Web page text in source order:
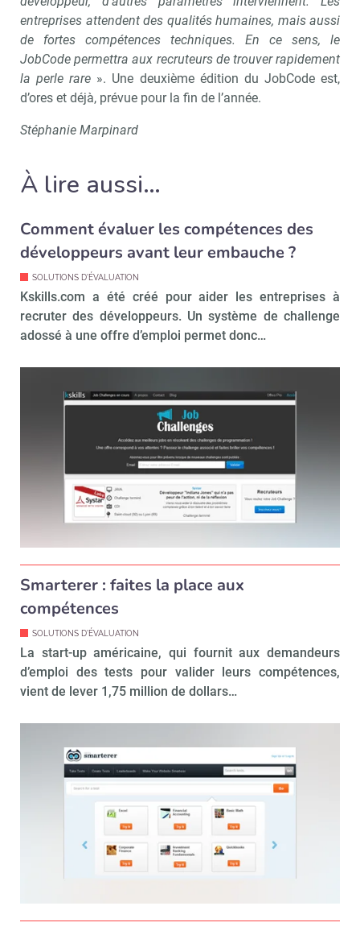
entreprises attendent des qualités humaines, mais aussi
de fortes compétences techniques. En ce sens, le
JobCode permettra aux recruteurs de trouver rapidement
la perle rare ». Une deuxième édition du JobCode est,
d’ores et déjà, prévue pour la fin de l’année.
Stéphanie Marpinard
À lire aussi…
Comment évaluer les compétences des
développeurs avant leur embauche ?
SOLUTIONS D'ÉVALUATION
Kskills.com a été créé pour aider les entreprises à
recruter des développeurs. Un système de challenge
adossé à une offre d’emploi permet donc…
Smarterer : faites la place aux
compétences
SOLUTIONS D'ÉVALUATION
La start-up américaine, qui fournit aux demandeurs
d’emploi des tests pour valider leurs compétences,
vient de lever 1,75 million de dollars…